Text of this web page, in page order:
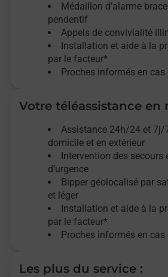
Médaillon d’alarme
pendentif
Appels de convivialité
Installation et aide à la
par le facteur*
Proches informés en cas
Votre téléassistance en
Assistance 24h/24 et 7j/
domicile et en extérieur
Intervention des secours
d’urgence
Bipper géolocalisé par
et léger
Installation et aide à la
par le facteur*
Proches informés en cas
Les plus du service :